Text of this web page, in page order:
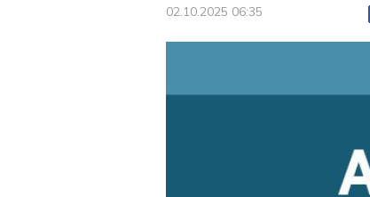
02.10.2025 06:35